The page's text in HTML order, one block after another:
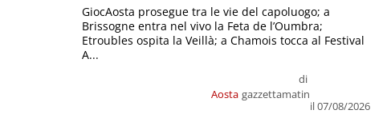
Aosta
di
gazzettamatin
il 07/08/2026
GiocAosta prosegue tra le vie del capoluogo; a
Brissogne entra nel vivo la Feta de l’Oumbra;
Etroubles ospita la Veillà; a Chamois tocca al Festival
A...